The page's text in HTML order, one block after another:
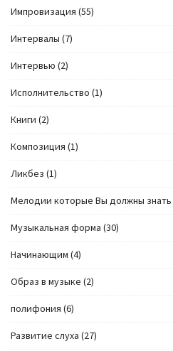
Импровизация (55)
Интервалы (7)
Интервью (2)
Исполнительство (1)
Книги (2)
Композиция (1)
Ликбез (1)
Мелодии которые Вы должны знать
Музыкальная форма (30)
Начинающим (4)
Образ в музыке (2)
полифония (6)
Развитие слуха (27)